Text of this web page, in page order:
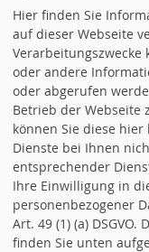
Ihre
Name *
Email *
Nachricht *
Hier finden Sie
auf dieser Webseite
Verarbeitungszwecke
oder andere
oder abgerufen
Betrieb der Webseite
können Sie diese hier
Dienste bei Ihnen
entsprechender
Ihre Einwilligung in
personenbezogener
Art. 49 (1) (a)
finden Sie unten